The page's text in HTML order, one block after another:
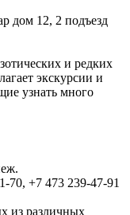
дом 12, 2 подъезд
и редких
экскурсии и
узнать много
70, +7 473 239-47-91
из различных